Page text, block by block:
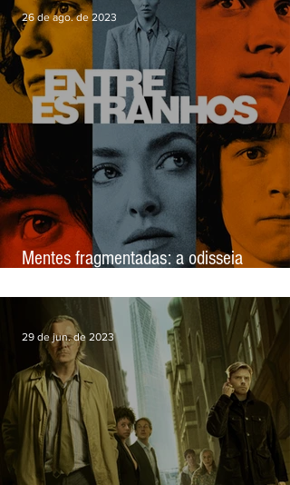
Mentes fragmentadas: a odisseia
Crowded Room) - Review
26 de ago. de 2023
29 de jun. de 2023